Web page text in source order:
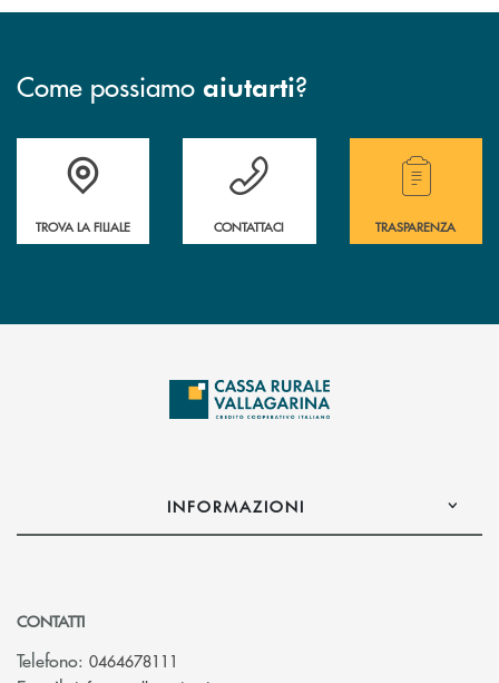
Come possiamo aiutarti?
Accedi all' elenco completo delle filiali .
TROVA LA FILIALE
Hai bisogno di assistenza immediata?
CONTATTACI
Hai bisogno di
TRASPARENZA
INFORMAZIONI
CONTATTI
Telefono: 0464678111